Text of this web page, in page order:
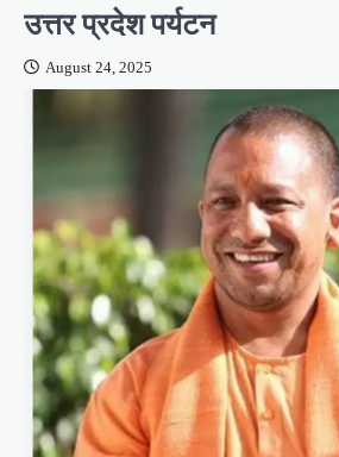
उत्तर प्रदेश पर्यटन
August 24, 2025